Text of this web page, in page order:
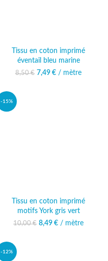
Tissu en coton imprimé
éventail bleu marine
8,50€
Le prix initial était :
7,49 € Le prix actuel
/ mètre
-15%
Tissu en coton imprimé
motifs York gris vert
10,00€ Le prix initial était :
8,49 € Le prix actuel
/ mètre
-12%